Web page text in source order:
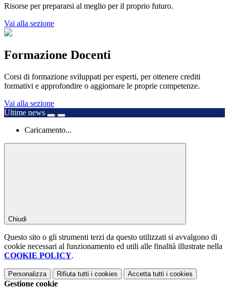
Risorse per prepararsi al meglio per il proprio futuro.
Vai alla sezione
Formazione Docenti
Corsi di formazione sviluppati per esperti, per ottenere crediti
formativi e approfondire o aggiornare le proprie competenze.
Vai alla sezione
Ultime news
Caricamento...
Chiudi
Questo sito o gli strumenti terzi da questo utilizzati si avvalgono di
cookie necessari al funzionamento ed utili alle finalità illustrate nella
COOKIE POLICY.
Personalizza Rifiuta tutti i cookies Accetta tutti i cookies
Gestione cookie